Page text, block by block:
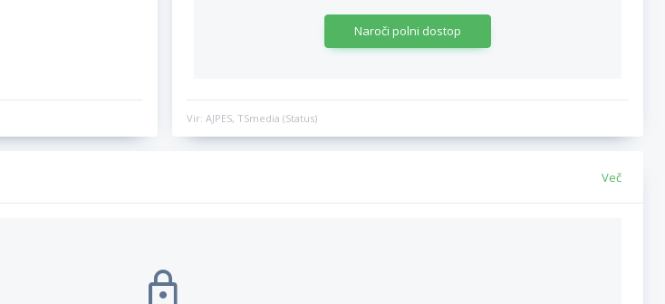
Naroči polni dostop
Vir: AJPES, TSmedia (Status)
Več